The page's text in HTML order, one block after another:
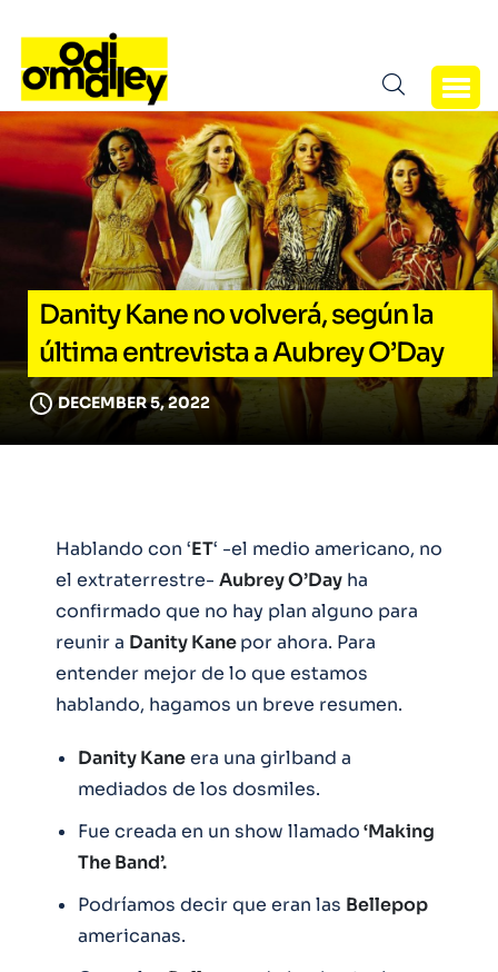
Danity Kane no volverá, según la
última entrevista a Aubrey O’Day
DECEMBER 5, 2022
Hablando con ‘ET‘ -el medio americano, no
el extraterrestre- Aubrey O’Day ha
confirmado que no hay plan alguno para
reunir a Danity Kanepor ahora. Para
entender mejor de lo que estamos
hablando, hagamos un breve resumen.
Danity Kaneera una girlband a
mediados de los dosmiles.
Fue creada en un show llamado‘Making
The Band’.
Podríamos decir que eran las Bellepop
americanas.